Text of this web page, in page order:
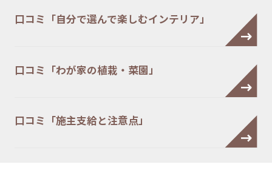
口コミ「自分で選んで楽しむインテリア」
口コミ「わが家の植栽・菜園」
口コミ「施主支給と注意点」